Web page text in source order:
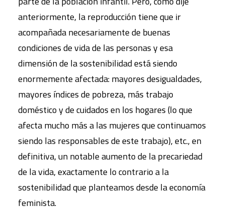
anteriormente, la reproducción tiene que ir
acompañada necesariamente de buenas
condiciones de vida de las personas y esa
dimensión de la sostenibilidad está siendo
enormemente afectada: mayores desigualdades,
mayores índices de pobreza, más trabajo
doméstico y de cuidados en los hogares (lo que
afecta mucho más a las mujeres que continuamos
siendo las responsables de este trabajo), etc., en
definitiva, un notable aumento de la precariedad
de la vida, exactamente lo contrario a la
sostenibilidad que planteamos desde la economía
feminista.